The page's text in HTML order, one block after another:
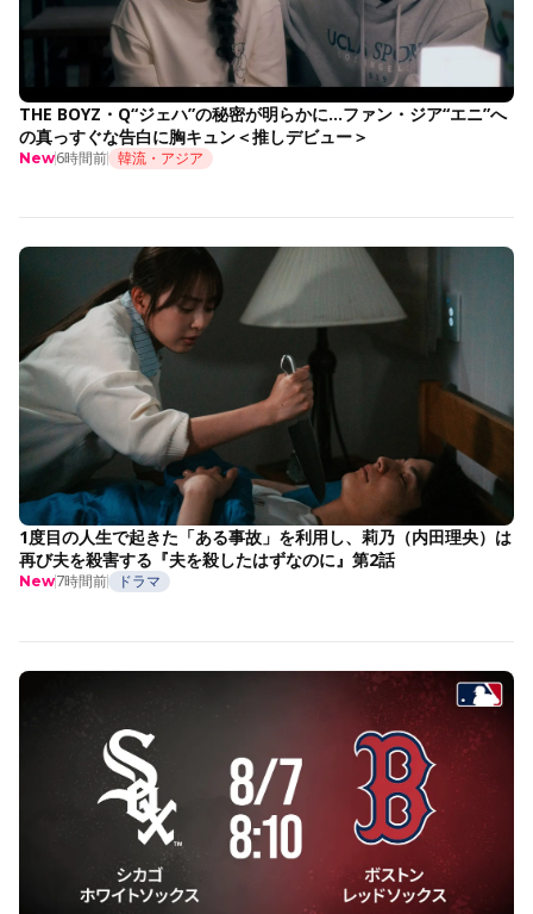
THE BOYZ・Q“ジェハ”の秘密が明らかに…ファン・ジア“エニ”へ
の真っすぐな告白に胸キュン＜推しデビュー＞
New6時間前 韓流・アジア
1度目の人生で起きた「ある事故」を利用し、莉乃（内田理央）は
再び夫を殺害する『夫を殺したはずなのに』第2話
New7時間前 ドラマ